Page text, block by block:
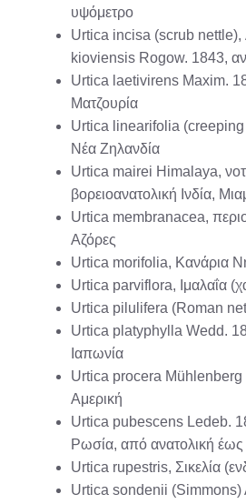
υψόμετρο
Urtica incisa (scrub nettle),
kioviensis Rogow. 1843,
Urtica laetivirens Maxim.
Ματζουρία
Urtica linearifolia
Νέα Ζηλανδία
Urtica mairei Himalaya,
βορειοανατολική Ινδία,
Urtica membranacea,
Αζόρες
Urtica morifolia, Κανάρια
Urtica parviflora, Ιμαλαΐα
Urtica pilulifera (Roman
Urtica platyphylla Wedd.
Ιαπωνία
Urtica procera Mühlenberg
Αμερική
Urtica pubescens Ledeb.
Ρωσία, από ανατολική έως
Urtica rupestris, Σικελία
Urtica sondenii (Simmons)